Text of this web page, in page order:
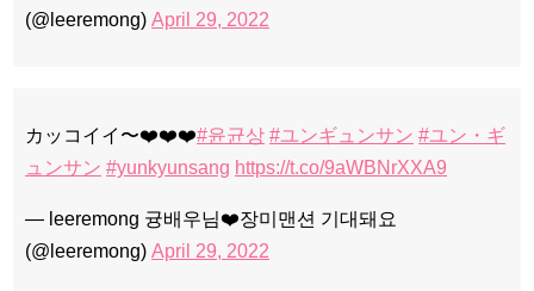
(@leeremong) April 29, 2022
カッコイイ〜❤️❤️❤️#윤균상 #ユンギュンサン #ユン・ギ
ュンサン #yunkyunsang https://t.co/9aWBNrXXA9
— leeremong 귱배우님❤️장미맨션 기대돼요
(@leeremong) April 29, 2022